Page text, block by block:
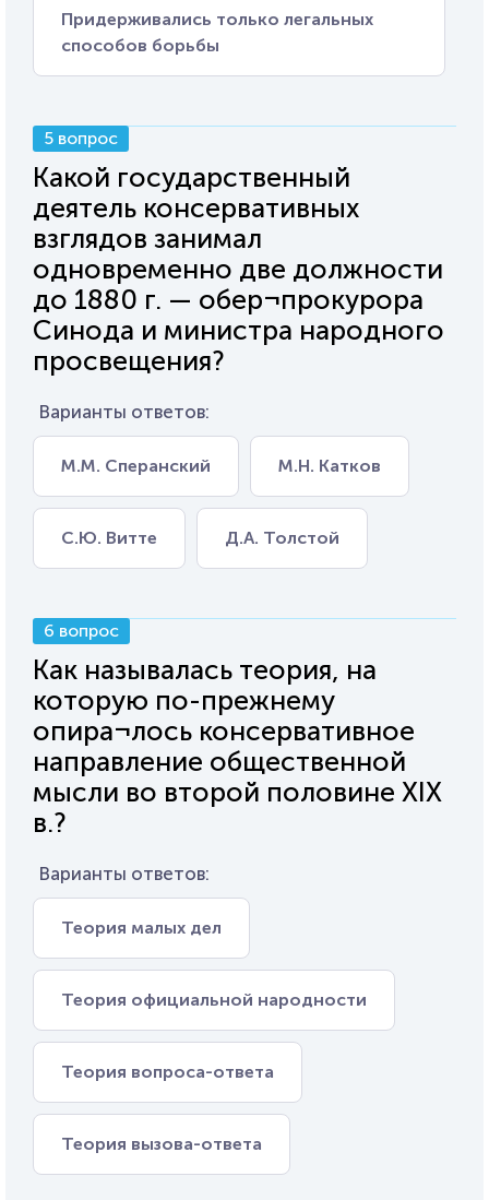
Придерживались только легальных
способов борьбы
5 вопрос
Какой государственный
деятель консервативных
взглядов занимал
одновременно две должности
до 1880 г. — обер¬прокурора
Синода и министра народного
просвещения?
Варианты ответов:
М.М. Сперанский М.Н. Катков
С.Ю. Витте Д.А. Толстой
6 вопрос
Как называлась теория, на
которую по-прежнему
опира¬лось консервативное
направление общественной
мысли во второй половине XIX
в.?
Варианты ответов:
Теория малых дел
Теория официальной народности
Теория вопроса-ответа
Теория вызова-ответа